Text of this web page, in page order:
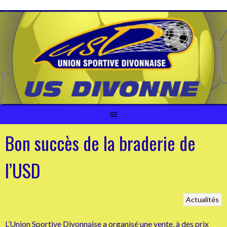
contenu
Bon succès de la braderie de
l’USD
Actualités
L’Union Sportive Divonnaise a organisé une vente, à des prix